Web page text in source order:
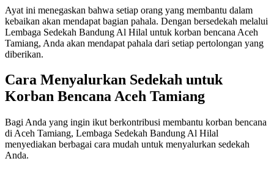
Ayat ini menegaskan bahwa setiap orang yang membantu dalam
kebaikan akan mendapat bagian pahala. Dengan bersedekah melalui
Lembaga Sedekah Bandung Al Hilal untuk korban bencana Aceh
Tamiang, Anda akan mendapat pahala dari setiap pertolongan yang
diberikan.
Cara Menyalurkan Sedekah untuk
Korban Bencana Aceh Tamiang
Bagi Anda yang ingin ikut berkontribusi membantu korban bencana
di Aceh Tamiang, Lembaga Sedekah Bandung Al Hilal
menyediakan berbagai cara mudah untuk menyalurkan sedekah
Anda.